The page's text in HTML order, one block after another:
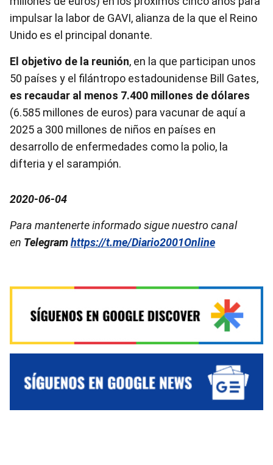
impulsar la labor de GAVI, alianza de la que el Reino
Unido es el principal donante.
El objetivo de la reunión, en la que participan unos
50 países y el filántropo estadounidense Bill Gates,
es recaudar al menos 7.400 millones de dólares
(6.585 millones de euros) para vacunar de aquí a
2025 a 300 millones de niños en países en
desarrollo de enfermedades como la polio, la
difteria y el sarampión.
2020-06-04
Para mantenerte informado sigue nuestro canal
en Telegramhttps://t.me/Diario2001Online